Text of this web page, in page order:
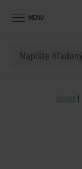
MENU
Domov